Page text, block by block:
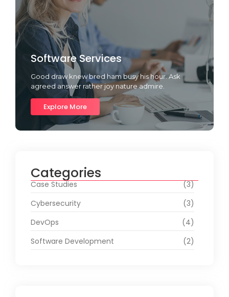
Software Services
Good draw knew bred ham busy his hour. Ask
agreed answer rather joy nature admire.
Explore More
Categories
Case Studies
(3)
Cybersecurity
(3)
DevOps
(4)
Software Development
(2)